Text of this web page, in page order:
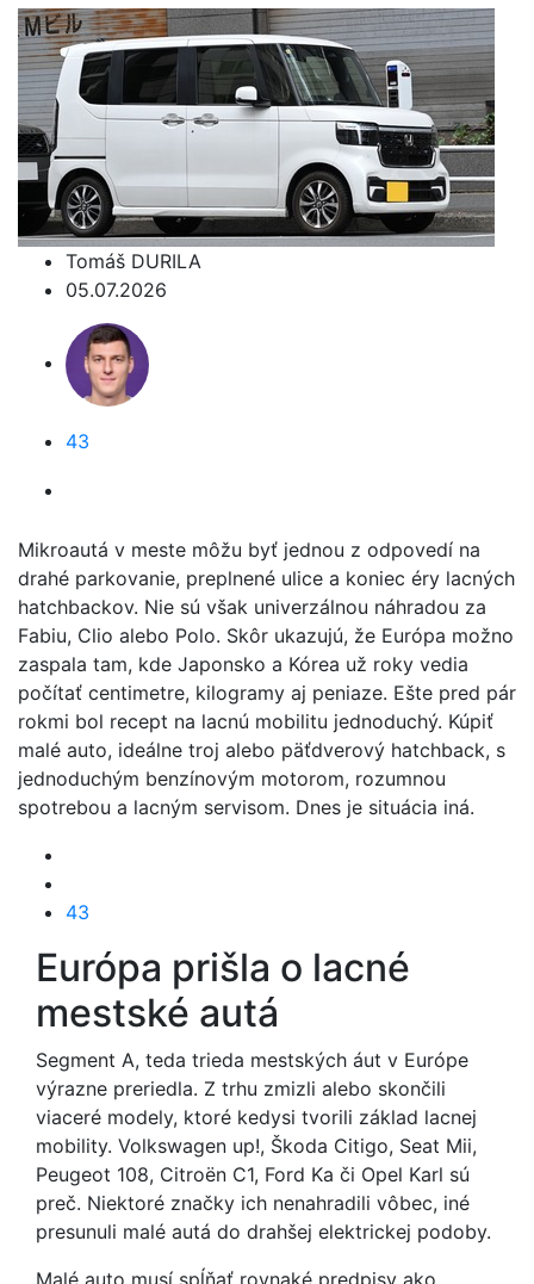
Tomáš DURILA
05.07.2026
43
Mikroautá v meste môžu byť jednou z odpovedí na
drahé parkovanie, preplnené ulice a koniec éry lacných
hatchbackov. Nie sú však univerzálnou náhradou za
Fabiu, Clio alebo Polo. Skôr ukazujú, že Európa možno
zaspala tam, kde Japonsko a Kórea už roky vedia
počítať centimetre, kilogramy aj peniaze. Ešte pred pár
rokmi bol recept na lacnú mobilitu jednoduchý. Kúpiť
malé auto, ideálne troj alebo päťdverový hatchback, s
jednoduchým benzínovým motorom, rozumnou
spotrebou a lacným servisom. Dnes je situácia iná.
43
Európa prišla o lacné
mestské autá
Segment A, teda trieda mestských áut v Európe
výrazne preriedla. Z trhu zmizli alebo skončili
viaceré modely, ktoré kedysi tvorili základ lacnej
mobility. Volkswagen up!, Škoda Citigo, Seat Mii,
Peugeot 108, Citroën C1, Ford Ka či Opel Karl sú
preč. Niektoré značky ich nenahradili vôbec, iné
presunuli malé autá do drahšej elektrickej podoby.
Malé auto musí spĺňať rovnaké predpisy ako